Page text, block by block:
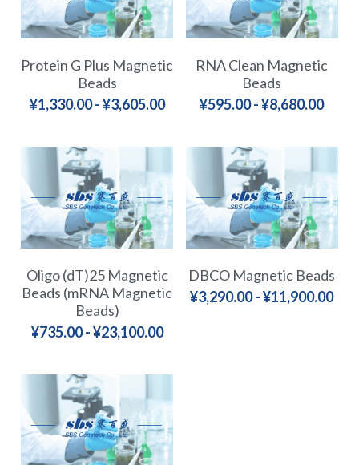
Protein G Plus Magnetic
Beads
¥1,330.00 - ¥3,605.00
RNA Clean Magnetic
Beads
¥595.00 - ¥8,680.00
Oligo (dT)25 Magnetic
Beads (mRNA Magnetic
Beads)
¥735.00 - ¥23,100.00
DBCO Magnetic Beads
¥3,290.00 - ¥11,900.00